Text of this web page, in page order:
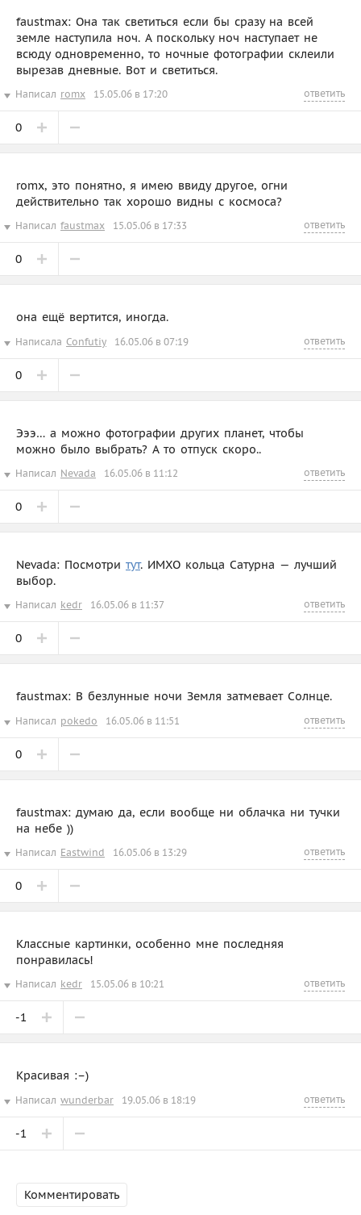
faustmax: Она так светиться если бы сразу на всей
земле наступила ноч. А поскольку ноч наступает не
всюду одновременно, то ночные фотографии склеили
вырезав дневные. Вот и светиться.
Написал romx 15.05.06 в 17:20 ответить
0
romx, это понятно, я имею ввиду другое, огни
действительно так хорошо видны с космоса?
Написал faustmax 15.05.06 в 17:33 ответить
0
она ещё вертится, иногда.
Написала Confutiy 16.05.06 в 07:19 ответить
0
Эээ… а можно фотографии других планет, чтобы
можно было выбрать? А то отпуск скоро..
Написал Nevada 16.05.06 в 11:12 ответить
0
Nevada: Посмотри тут. ИМХО кольца Сатурна — лучший
выбор.
Написал kedr 16.05.06 в 11:37 ответить
0
faustmax: В безлунные ночи Земля затмевает Солнце.
Написал pokedo 16.05.06 в 11:51 ответить
0
faustmax: думаю да, если вообще ни облачка ни тучки
на небе ))
Написал Eastwind 16.05.06 в 13:29 ответить
0
Классные картинки, особенно мне последняя
понравилась!
Написал kedr 15.05.06 в 10:21 ответить
-1
Красивая :–)
Написал wunderbar 19.05.06 в 18:19 ответить
-1
Комментировать